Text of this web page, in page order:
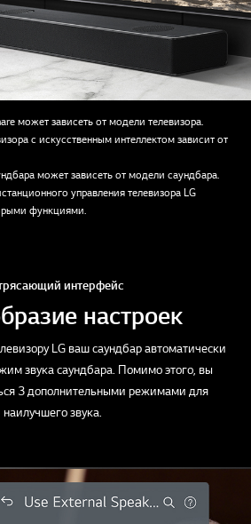
может зависеть от модели телевизора.
с искусственным интеллектом зависит от
может зависеть от модели саундбара.
управления телевизора LG
функциями.
интерфейс
настроек
LG ваш саундбар автоматически
звука саундбара. Помимо этого, вы
3 дополнительными режимами для
наилучшего звука.